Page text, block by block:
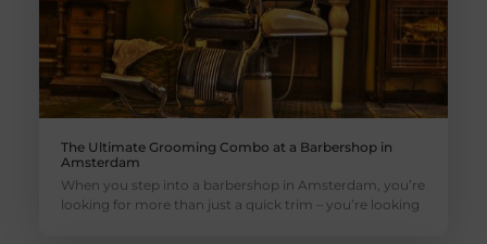
The Ultimate Grooming Combo at a Barbershop in
Amsterdam
When you step into a barbershop in Amsterdam, you’re
looking for more than just a quick trim – you’re looking